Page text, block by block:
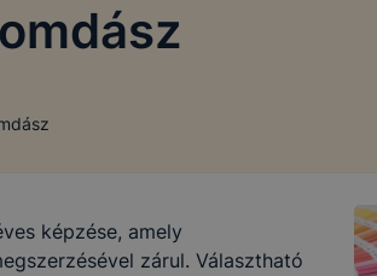
képzése, amely
zárul. Választható